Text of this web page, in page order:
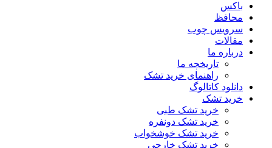
باکس
محافظ
سرویس چوب
مقالات
درباره ما
تاریخچه ما
راهنمای خرید تشک
دانلود کاتالوگ
خرید تشک
خرید تشک طبی
خرید تشک دونفره
خرید تشک خوشخواب
خرید تشک خارجی